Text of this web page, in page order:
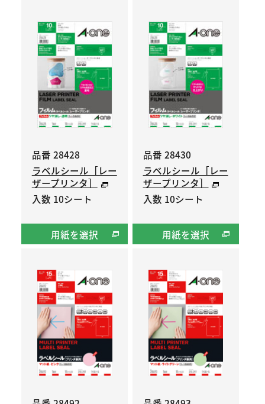
品番 28428
ラベルシール［レー
ザープリンタ］
入数 10シート
用紙を選択
品番 28430
ラベルシール［レー
ザープリンタ］
入数 10シート
用紙を選択